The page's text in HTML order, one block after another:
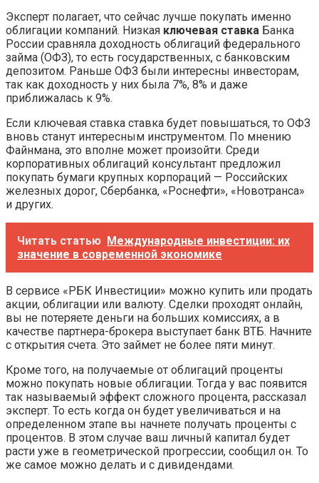
Эксперт полагает, что сейчас лучше покупать именно
облигации компаний. Низкая ключевая ставка Банка
России сравняла доходность облигаций федерального
займа (ОФЗ), то есть государственных, с банковским
депозитом. Раньше ОФЗ были интересны инвесторам,
так как доходность у них была 7%, 8% и даже
приближалась к 9%.
Если ключевая ставка ставка будет повышаться, то ОФЗ
вновь станут интересным инструментом. По мнению
Файнмана, это вполне может произойти. Среди
корпоративных облигаций консультант предложил
покупать бумаги крупных корпораций — Российских
железных дорог, Сбербанка, «Роснефти», «Новотранса»
и других.
Читать статью Международные инвестиции: их
значение в современной экономике
В сервисе «РБК Инвестиции» можно купить или продать
акции, облигации или валюту. Сделки проходят онлайн,
вы не потеряете деньги на больших комиссиях, а в
качестве партнера-брокера выступает банк ВТБ. Начните
с открытия счета. Это займет не более пяти минут.
Кроме того, на получаемые от облигаций проценты
можно покупать новые облигации. Тогда у вас появится
так называемый эффект сложного процента, рассказал
эксперт. То есть когда он будет увеличиваться и на
определенном этапе вы начнете получать проценты с
процентов. В этом случае ваш личный капитал будет
расти уже в геометрической прогрессии, сообщил он. То
же самое можно делать и с дивидендами.